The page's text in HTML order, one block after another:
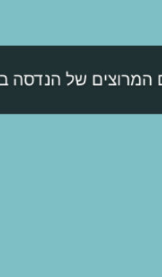
המרוצים של הנדסה